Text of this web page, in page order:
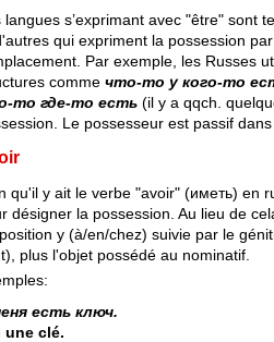
langues s’exprimant avec "être" sont
qui expriment la possession
Par exemple, les Russes
comme что-то у кого-то
то где-то есть (il y a qqch.
Le possesseur est passif
qu'il y ait le verbe "avoir" (иметь) en
désigner la possession. Au lieu de
y (à/en/chez) suivie par le
plus l'objet possédé au nominatif.
есть ключ.
une clé.